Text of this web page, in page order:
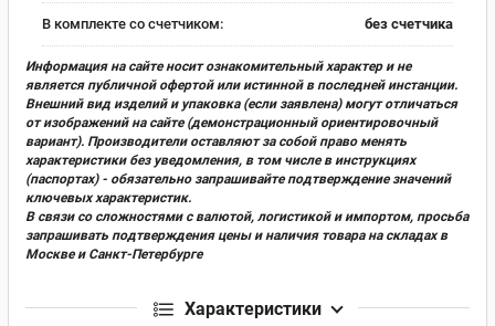
В комплекте со счетчиком: без счетчика
Информация на сайте носит ознакомительный характер и не
является публичной офертой или истинной в последней инстанции.
Внешний вид изделий и упаковка (если заявлена) могут отличаться
от изображений на сайте (демонстрационный ориентировочный
вариант). Производители оставляют за собой право менять
характеристики без уведомления, в том числе в инструкциях
(паспортах) - обязательно запрашивайте подтверждение значений
ключевых характеристик.
В связи со сложностями с валютой, логистикой и импортом, просьба
запрашивать подтверждения цены и наличия товара на складах в
Москве и Санкт-Петербурге
Характеристики